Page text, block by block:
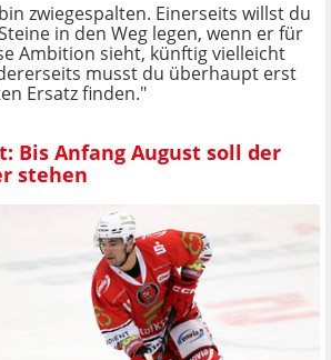
zwiegespalten. Einerseits willst du
in den Weg legen, wenn er für
Ambition sieht, künftig vielleicht
musst du überhaupt erst
Ersatz finden."
Bis Anfang August soll der
stehen